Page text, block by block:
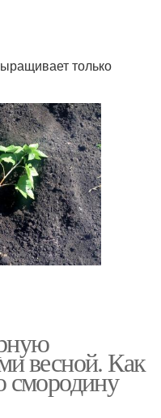
только
весной. Как
смородину